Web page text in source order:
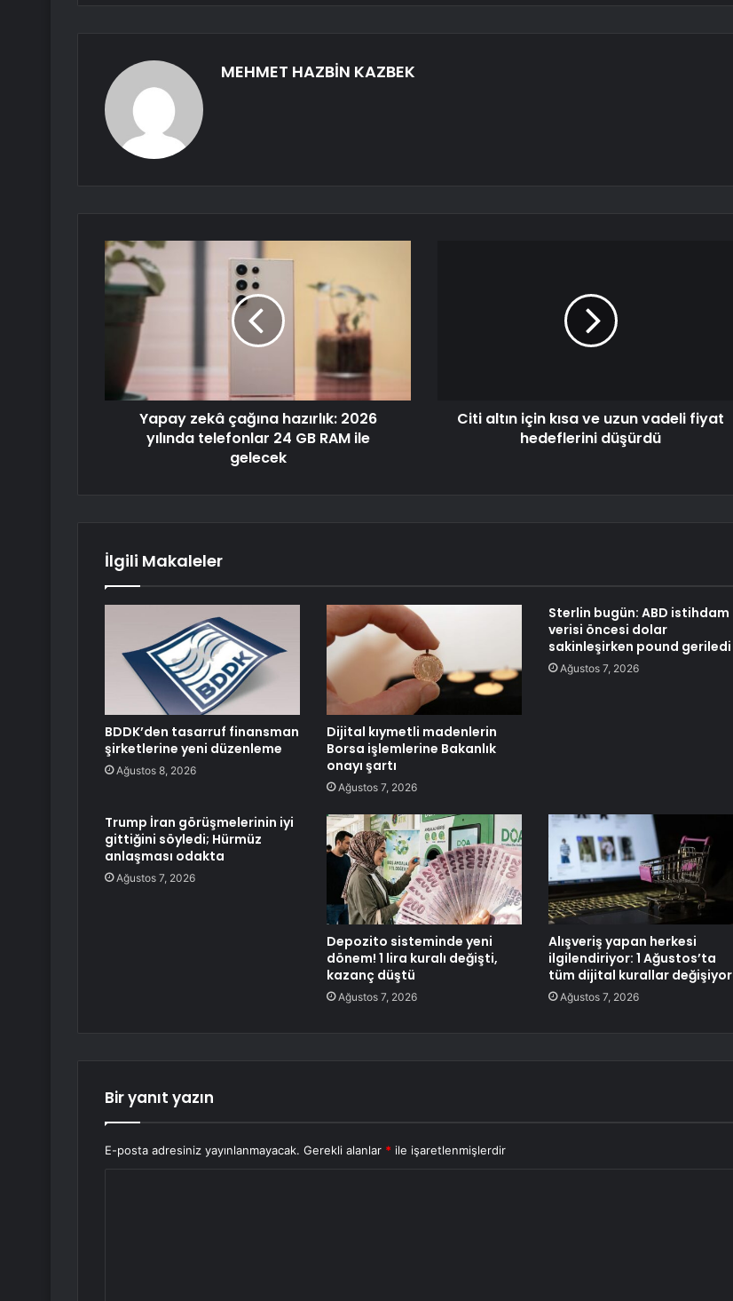
MEHMET HAZBİN KAZBEK
Yapay zekâ çağına hazırlık: 2026
yılında telefonlar 24 GB RAM ile
gelecek
Citi altın için kısa ve uzun vadeli fiyat
hedeflerini düşürdü
İlgili Makaleler
BDDK’den tasarruf finansman
şirketlerine yeni düzenleme
Ağustos 8, 2026
Dijital kıymetli madenlerin
Borsa işlemlerine Bakanlık
onayı şartı
Ağustos 7, 2026
Sterlin bugün: ABD istihdam
verisi öncesi dolar
sakinleşirken pound geriledi
Ağustos 7, 2026
Trump İran görüşmelerinin iyi
gittiğini söyledi; Hürmüz
anlaşması odakta
Ağustos 7, 2026
Depozito sisteminde yeni
dönem! 1 lira kuralı değişti,
kazanç düştü
Ağustos 7, 2026
Alışveriş yapan herkesi
ilgilendiriyor: 1 Ağustos’ta
tüm dijital kurallar değişiyor
Ağustos 7, 2026
Bir yanıt yazın
E-posta adresiniz yayınlanmayacak. Gerekli alanlar * ile işaretlenmişlerdir